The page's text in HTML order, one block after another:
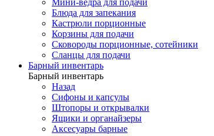
Мини-ведра для подачи
Блюда для запекания
Кастрюли порционные
Корзины для подачи
Сковороды порционные, сотейники
Сланцы для подачи
Барный инвентарь
Барный инвентарь
Назад
Сифоны и капсулы
Штопоры и открывалки
Ящики и органайзеры
Аксесуары барные